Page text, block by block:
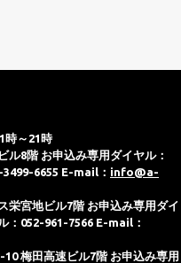
時～21時
8階 お申込み専用ダイヤル：
6655 E-mail： info@a-
栄宮地ビル7階 お申込み専用ダイ
：052-961-7566 E-mail：
梅田高速ビル7階 お申込み専用